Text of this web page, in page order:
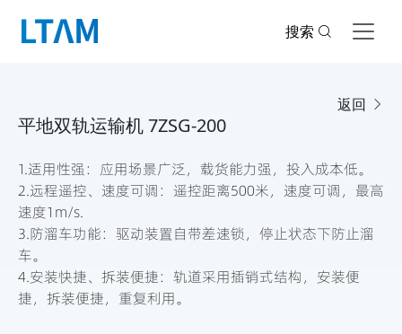
搜索
返回
平地双轨运输机 7ZSG-200
1.适用性强：应用场景广泛，载货能力强，投入成本低。
2.远程遥控、速度可调：遥控距离500米，速度可调，最高
速度1m/s.
3.防溜车功能：驱动装置自带差速锁，停止状态下防止溜
车。
4.安装快捷、拆装便捷：轨道采用插销式结构，安装便
捷，拆装便捷，重复利用。